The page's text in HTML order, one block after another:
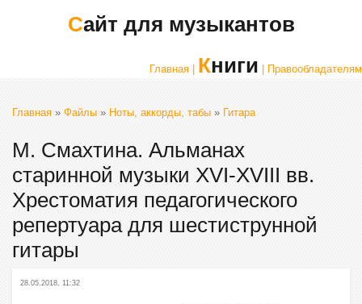
Сайт для музыкантов
Главная | Книги | Правообладателям
Главная » Файлы » Ноты, аккорды, табы » Гитара
М. Смахтина. Альманах
старинной музыки XVI-XVIII вв.
Хрестоматия педагогического
репертуара для шестиструнной
гитары
28.05.2018, 11:32